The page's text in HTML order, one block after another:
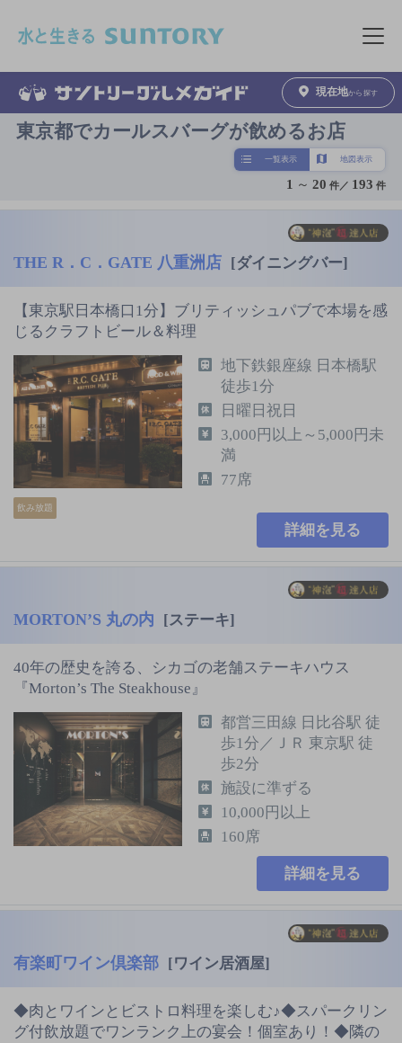
メニュ
現在地から探す
東京都でカールスバーグが飲めるお店
一覧表示 地図表示
1 ～ 20 件／ 193 件
THE R．C．GATE 八重洲店 [ダイニングバー]
【東京駅日本橋口1分】ブリティッシュパブで本場を感
じるクラフトビール＆料理
飲み放題
地下鉄銀座線 日本橋駅
徒歩1分
日曜日祝日
3,000円以上～5,000円未
満
77席
詳細を見る
MORTON’S 丸の内 [ステーキ]
40年の歴史を誇る、シカゴの老舗ステーキハウス
『Morton’s The Steakhouse』
都営三田線 日比谷駅 徒
歩1分／ＪＲ 東京駅 徒
歩2分
施設に準ずる
10,000円以上
160席
詳細を見る
有楽町ワイン倶楽部 [ワイン居酒屋]
◆肉とワインとビストロ料理を楽しむ♪◆スパークリン
グ付飲放題でワンランク上の宴会！個室あり！◆隣の